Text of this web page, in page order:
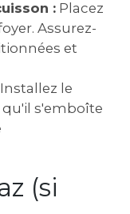
: Placez
Assurez-
et
Installez le
qu'il s'emboîte
(si